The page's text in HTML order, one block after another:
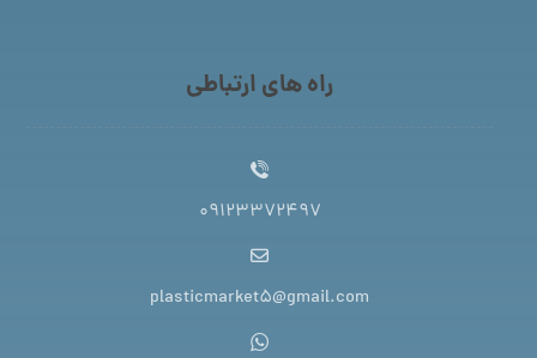
راه های ارتباطی
09123372497
plasticmarket5@gmail.com